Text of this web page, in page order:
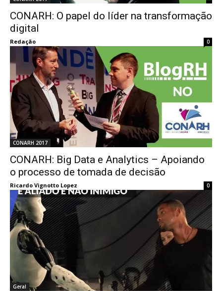
CONARH: O papel do líder na transformação
digital
Redação 0
CONARH 2017
CONARH: Big Data e Analytics – Apoiando
o processo de tomada de decisão
Ricardo Vignotto Lopez 0
Geral